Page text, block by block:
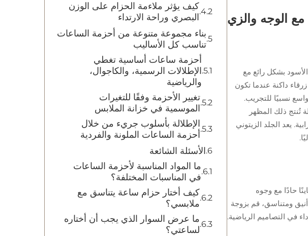
الوجه والزي
بشكل رائع مع
داكنة عندما تكون
نسبيًا للتجريب.
تُنتج ذلك المظهر
يعد الجلد الزيتوني
حادًا مع وجوه
ومتناسق، قم بزوجة
في التصاميم الرياضية.
كيف يؤثر ملاءمة الحزام على الوزن
البصري وراحة الارتداء
بناء مجموعة متنوعة من أحزمة الساعات
تناسب كل الأساليب
أحزمة ساعات أساسية تغطي
الإطلالات الرسمية، والكاجوال،
والرياضية
تغيير الأحزمة وفقًا للتغيرات
الموسمية في خزانة الملابس
الإطلالة بأسلوب جريء من خلال
أحزمة الساعات الملونة والفردية
الأسئلة الشائعة
ما المواد المناسبة لأحزمة الساعات
في المناسبات المختلفة؟
كيف أختار حزام ساعة يتناسق مع
ملابسي؟
ما عرض السوار الذي يجب أن أختاره
لساعتي؟